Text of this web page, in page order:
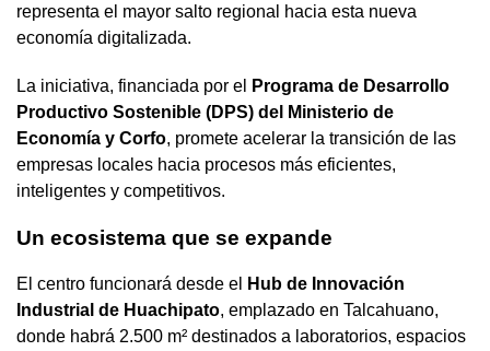
representa el mayor salto regional hacia esta nueva
economía digitalizada.
La iniciativa, financiada por el
Programa de Desarrollo
Productivo Sostenible (DPS) del Ministerio de
Economía y Corfo, promete acelerar la transición de las
empresas locales hacia procesos más eficientes,
inteligentes y competitivos.
Un ecosistema que se expande
El centro funcionará desde el
Hub de Innovación
Industrial de Huachipato, emplazado en Talcahuano,
donde habrá 2.500 m² destinados a laboratorios, espacios